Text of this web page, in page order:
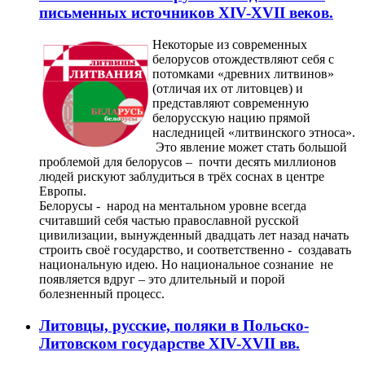
письменных источников XIV-XVII веков.
Некоторые из современных
белорусов отождествляют себя с
потомками «древних литвинов»
(отличая их от литовцев) и
представляют современную
белорусскую нацию прямой
наследницей «литвинского этноса».
Это явление может стать большой
проблемой для белорусов – почти десять миллионов
людей рискуют заблудиться в трёх соснах в центре
Европы.
Белорусы - народ на ментальном уровне всегда
считавший себя частью православной русской
цивилизации, вынужденный двадцать лет назад начать
строить своё государство, и соответственно - создавать
национальную идею. Но национальное сознание не
появляется вдруг – это длительный и порой
болезненный процесс.
Литовцы, русские, поляки в Польско-
Литовском государстве XIV-XVII вв.